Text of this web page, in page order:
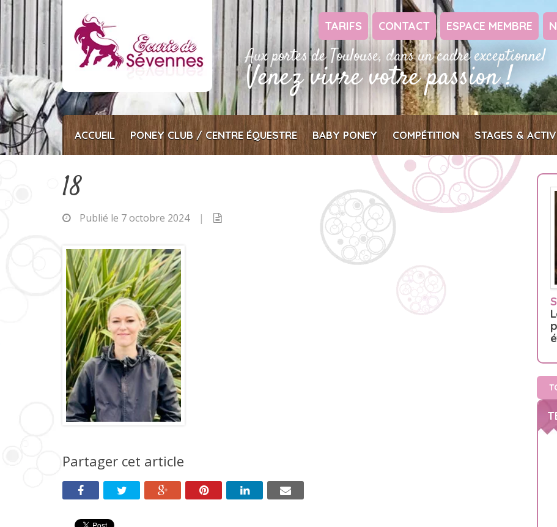
Passer
au
contenu
Aux portes de Toulouse, dans un cadre exceptionnel
Venez vivre votre passion !
TARIFS CONTACT ESPACE MEMBRE
ACCUEIL PONEY CLUB / CENTRE ÉQUESTRE BABY PONEY COMPÉTITION STAGES &
18
Publié le 7 octobre 2024 |
Partager cet article